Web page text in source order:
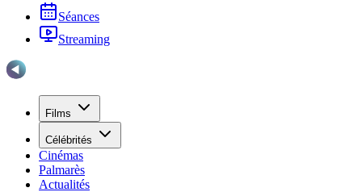
Séances
Streaming
Films
Célébrités
Cinémas
Palmarès
Actualités